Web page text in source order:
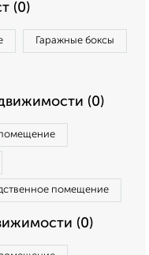
(0)
Гаражные боксы
(0)
помещение
(0)